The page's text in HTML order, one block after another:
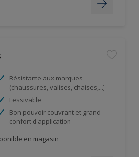
Résistante aux marques
(chaussures, valises, chaises,...)
Lessivable
Bon pouvoir couvrant et grand
confort d'application
en magasin